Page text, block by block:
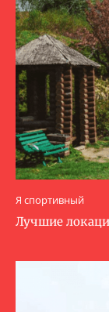
Я спортивный
Лучшие